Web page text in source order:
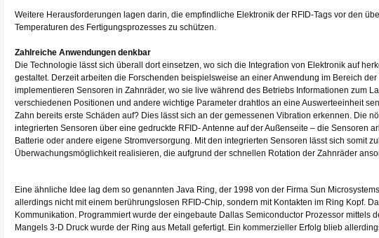
Weitere Herausforderungen lagen darin, die empfindliche Elektronik der RFID-Tags vor den
Temperaturen des Fertigungsprozesses zu schützen.
Zahlreiche Anwendungen denkbar
Die Technologie lässt sich überall dort einsetzen, wo sich die Integration von Elektronik auf
gestaltet. Derzeit arbeiten die Forschenden beispielsweise an einer Anwendung im Bereich
implementieren Sensoren in Zahnräder, wo sie live während des Betriebs Informationen zum
verschiedenen Positionen und andere wichtige Parameter drahtlos an eine Auswerteeinheit
Zahn bereits erste Schäden auf? Dies lässt sich an der gemessenen Vibration erkennen. Die
integrierten Sensoren über eine gedruckte RFID- Antenne auf der Außenseite – die Sensoren
Batterie oder andere eigene Stromversorgung. Mit den integrierten Sensoren lässt sich somit
Überwachungsmöglichkeit realisieren, die aufgrund der schnellen Rotation der Zahnräder
Eine ähnliche Idee lag dem so genannten Java Ring, der 1998 von der Firma Sun
allerdings nicht mit einem berührungslosen RFID-Chip, sondern mit Kontakten im Ring Kopf.
Kommunikation. Programmiert wurde der eingebaute Dallas Semiconductor Prozessor mittels
Mangels 3-D Druck wurde der Ring aus Metall gefertigt. Ein kommerzieller Erfolg blieb